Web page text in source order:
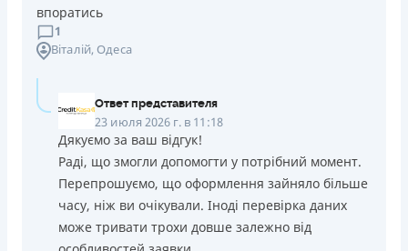
впоратись
1
Віталій, Одеса
Ответ представителя
23 июля 2026 г. в 11:18
Дякуємо за ваш відгук!
Раді, що змогли допомогти у потрібний момент.
Перепрошуємо, що оформлення зайняло більше
часу, ніж ви очікували. Іноді перевірка даних
може тривати трохи довше залежно від